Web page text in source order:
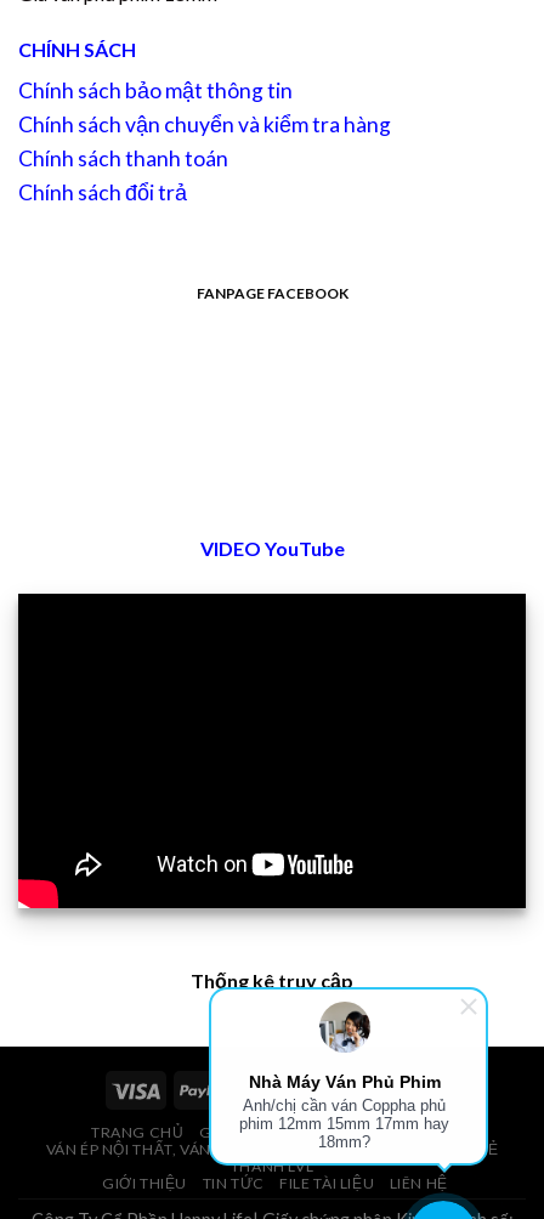
CHÍNH SÁCH
Chính sách bảo mật thông tin
Chính sách vận chuyển và kiểm tra hàng
Chính sách thanh toán
Chính sách đổi trả
FANPAGE FACEBOOK
VIDEO YouTube
Thống kê truy cập
TRANG CHỦ
GIÁ VÁN PHỦ PHIM, VÁN COPPHA
VÁN ÉP NỘI THẤT, VÁN ÉP BAO BÌ, VÁN SOFA, PALLETS, VÁN SẺ
THANH LVL
GIỚI THIỆU
TIN TỨC FILE TÀI LIỆU LIÊN HỆ
Nhà Máy Ván Phủ Phim
Anh/chị cần ván Coppha phủ
phim 12mm 15mm 17mm hay
18mm?